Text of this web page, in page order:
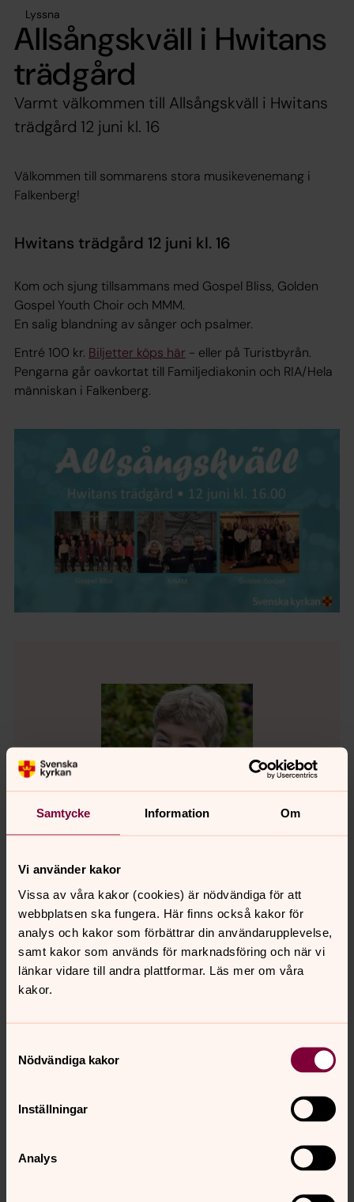
Samtycke Information Om
Vi använder kakor
Vissa av våra kakor (cookies) är nödvändiga för att
webbplatsen ska fungera. Här finns också kakor för
analys och kakor som förbättrar din användarupplevelse,
samt kakor som används för marknadsföring och när vi
länkar vidare till andra plattformar. Läs mer om våra
kakor.
Nödvändiga kakor
Inställningar
Analys
Lyssna
Allsångskväll i Hwitans
trädgård
Varmt välkommen till Allsångskväll i Hwitans
trädgård 12 juni kl. 16
Välkommen till sommarens stora musikevenemang i
Falkenberg!
Hwitans trädgård 12 juni kl. 16
Kom och sjung tillsammans med Gospel Bliss, Golden
Gospel Youth Choir och MMM.
En salig blandning av sånger och psalmer.
Entré 100 kr. Biljetter köps här - eller på Turistbyrån.
Pengarna går oavkortat till Familjediakonin och RIA/Hela
människan i Falkenberg.
Maria Löfberg
Organist, Falkenbergs pastorat
Direkt: 0346-371 41 SMS:0724-65 32 35
E-post:
Organist i Falkenbergs församling
Synpunkter eller frågor på sidans